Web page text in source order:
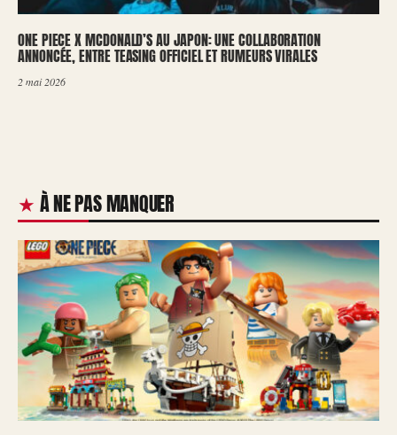
ONE PIECE X MCDONALD’S AU JAPON: UNE COLLABORATION
ANNONCÉE, ENTRE TEASING OFFICIEL ET RUMEURS VIRALES
2 mai 2026
À NE PAS MANQUER